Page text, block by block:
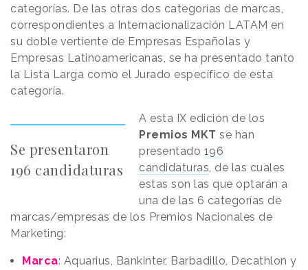
categorías. De las otras dos categorías de marcas,
correspondientes a Internacionalización LATAM en
su doble vertiente de Empresas Españolas y
Empresas Latinoamericanas, se ha presentado tanto
la Lista Larga como el Jurado específico de esta
categoría.
Se presentaron
196 candidaturas
A esta IX edición de los
Premios MKT se han
presentado 196
candidaturas, de las cuales
estas son las que optarán a
una de las 6 categorías de
marcas/empresas de los Premios Nacionales de
Marketing:
Marca: Aquarius, Bankinter, Barbadillo, Decathlon y